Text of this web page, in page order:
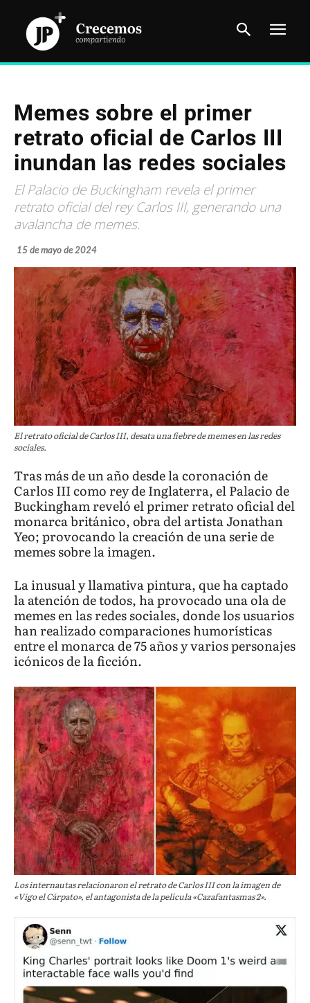
Memes sobre el primer
retrato oficial de Carlos III
inundan las redes sociales
El Palacio de Buckingham revela el primer
retrato oficial del rey Carlos III, generando una
avalancha de memes.
15 de mayo de 2024
El retrato oficial de Carlos III, desata una fiebre de memes en las redes
sociales.
Tras más de un año desde la coronación de
Carlos III como rey de Inglaterra, el Palacio de
Buckingham reveló el primer retrato oficial del
monarca británico, obra del artista Jonathan
Yeo; provocando la creación de una serie de
memes sobre la imagen.
La inusual y llamativa pintura, que ha captado
la atención de todos, ha provocado una ola de
memes en las redes sociales, donde los usuarios
han realizado comparaciones humorísticas
entre el monarca de 75 años y varios personajes
icónicos de la ficción.
Los internautas relacionaron el retrato de Carlos III con la imagen de
«Vigo el Cárpato», el antagonista de la película «Cazafantasmas 2».